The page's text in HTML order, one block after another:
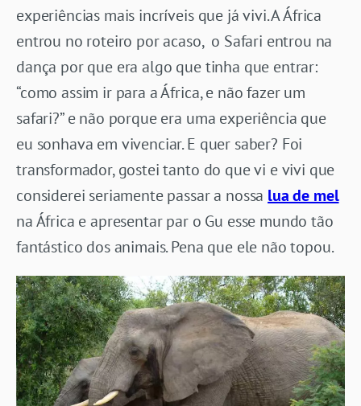
experiências mais incríveis que já vivi. A África
entrou no roteiro por acaso, o Safari entrou na
dança por que era algo que tinha que entrar:
“como assim ir para a África, e não fazer um
safari?” e não porque era uma experiência que
eu sonhava em vivenciar. E quer saber? Foi
transformador, gostei tanto do que vi e vivi que
considerei seriamente passar a nossa lua de mel
na África e apresentar par o Gu esse mundo tão
fantástico dos animais. Pena que ele não topou.